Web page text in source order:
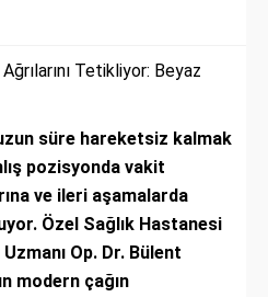
Tetikliyor: Beyaz
süre hareketsiz kalmak
pozisyonda vakit
ve ileri aşamalarda
Özel Sağlık Hastanesi
Op. Dr. Bülent
modern çağın